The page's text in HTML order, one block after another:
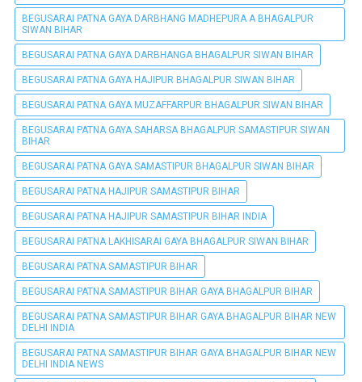
BEGUSARAI PATNA GAYA DARBHANG MADHEPURA A BHAGALPUR
SIWAN BIHAR
BEGUSARAI PATNA GAYA DARBHANGA BHAGALPUR SIWAN BIHAR
BEGUSARAI PATNA GAYA HAJIPUR BHAGALPUR SIWAN BIHAR
BEGUSARAI PATNA GAYA MUZAFFARPUR BHAGALPUR SIWAN BIHAR
BEGUSARAI PATNA GAYA SAHARSA BHAGALPUR SAMASTIPUR SIWAN
BIHAR
BEGUSARAI PATNA GAYA SAMASTIPUR BHAGALPUR SIWAN BIHAR
BEGUSARAI PATNA HAJIPUR SAMASTIPUR BIHAR
BEGUSARAI PATNA HAJIPUR SAMASTIPUR BIHAR INDIA
BEGUSARAI PATNA LAKHISARAI GAYA BHAGALPUR SIWAN BIHAR
BEGUSARAI PATNA SAMASTIPUR BIHAR
BEGUSARAI PATNA SAMASTIPUR BIHAR GAYA BHAGALPUR BIHAR
BEGUSARAI PATNA SAMASTIPUR BIHAR GAYA BHAGALPUR BIHAR NEW
DELHI INDIA
BEGUSARAI PATNA SAMASTIPUR BIHAR GAYA BHAGALPUR BIHAR NEW
DELHI INDIA NEWS